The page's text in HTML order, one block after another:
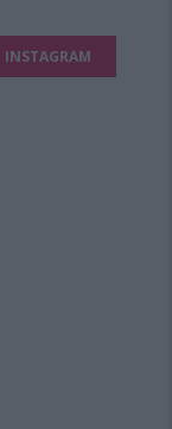
INSTAGRAM